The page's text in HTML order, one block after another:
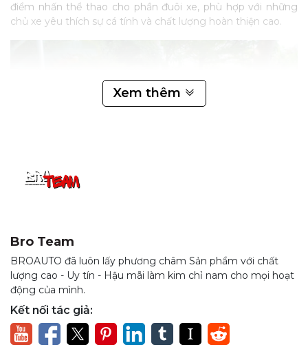
điểm nhấn thể thao cho phần đuôi xe, phù hợp với những
chủ xe yêu thích sự cá tính và chất lượng hoàn thiện cao.
Xem thêm
Bro Team
BROAUTO đã luôn lấy phương châm Sản phẩm với chất
lượng cao - Uy tín - Hậu mãi làm kim chỉ nam cho mọi hoạt
động của mình.
Kết nối tác giả: